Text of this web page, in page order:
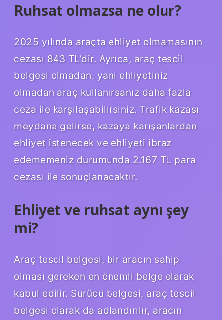
Ruhsat olmazsa ne olur?
2025 yılında araçta ehliyet olmamasının
cezası 843 TL’dir. Ayrıca, araç tescil
belgesi olmadan, yani ehliyetiniz
olmadan araç kullanırsanız daha fazla
ceza ile karşılaşabilirsiniz. Trafik kazası
meydana gelirse, kazaya karışanlardan
ehliyet istenecek ve ehliyeti ibraz
edememeniz durumunda 2.167 TL para
cezası ile sonuçlanacaktır.
Ehliyet ve ruhsat aynı şey
mi?
Araç tescil belgesi, bir aracın sahip
olması gereken en önemli belge olarak
kabul edilir. Sürücü belgesi, araç tescil
belgesi olarak da adlandırılır, aracın